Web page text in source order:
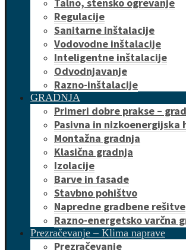
Regulacije
Sanitarne inštalacije
Vodovodne inštalacije
Inteligentne inštalacije
Odvodnjavanje
Razno-inštalacije
GRADNJA
Primeri dobre prakse –
Pasivna in nizkoenergijska
Montažna gradnja
Klasična gradnja
Izolacije
Barve in fasade
Stavbno pohištvo
Napredne gradbene rešitve
Razno-energetsko varčna
Prezračevanje – Klima naprave
Prezračevanje